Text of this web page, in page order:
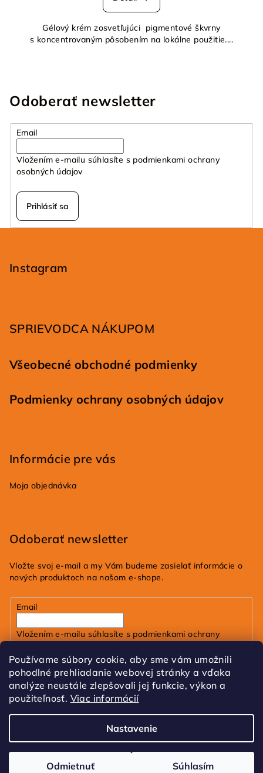
Používame súbory cookie, aby sme vám umožnili
pohodlné prehliadanie webovej stránky a vďaka
analýze neustále zlepšovali jej funkcie, výkon a
použiteľnosť. Viac informácií
Nastavenie
Odmietnuť Súhlasím
Gélový krém zosvetľujúci pigmentové škvrny
s koncentrovaným pôsobením na lokálne použitie....
Odoberať newsletter
Email
Vložením e-mailu súhlasíte s podmienkami ochrany
osobných údajov
Prihlásiť sa
Instagram
SPRIEVODCA NÁKUPOM
Všeobecné obchodné podmienky
Podmienky ochrany osobných údajov
Informácie pre vás
Moja objednávka
Odoberať newsletter
Vložte svoj e-mail a my Vám budeme zasielať informácie o
nových produktoch na našom e-shope.
Email
Vložením e-mailu súhlasíte s podmienkami ochrany
Prihlásiť sa
Upraviť nastavenie cookies